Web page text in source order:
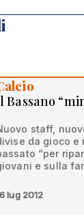
Bassano
staff,
da gioco e
“per
e sulla
lug 2012